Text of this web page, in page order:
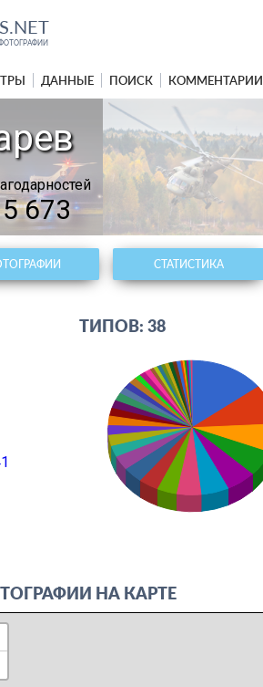
ДАННЫЕ ПОИСК КОММЕНТАРИИ
5 673
СТАТИСТИКА
ТИПОВ: 38
НА КАРТЕ